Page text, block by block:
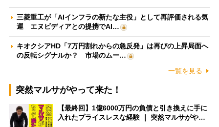
三菱重工が「AIインフラの新たな主役」として再評価される気
運 エヌビディアとの提携でAI…
キオクシアHD「7万円割れからの急反発」は再びの上昇局面へ
の反転シグナルか？ 市場のムー…
一覧を見る
突然マルサがやって来た！
【最終回】1億6000万円の負債と引き換えに手に
入れたプライスレスな経験 ｜ 突然マルサがや…